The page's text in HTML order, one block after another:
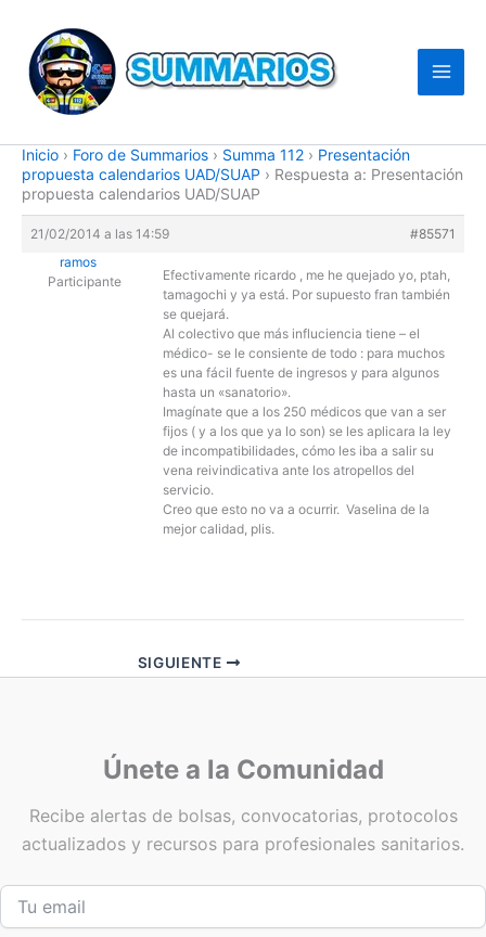
contenido
Inicio › Foro de Summarios › Summa 112 › Presentación
propuesta calendarios UAD/SUAP › Respuesta a: Presentación
propuesta calendarios UAD/SUAP
21/02/2014 a las 14:59
#85571
ramos
Participante
Efectivamente ricardo , me he quejado yo, ptah,
tamagochi y ya está. Por supuesto fran también
se quejará.
Al colectivo que más influciencia tiene – el
médico- se le consiente de todo : para muchos
es una fácil fuente de ingresos y para algunos
hasta un «sanatorio».
Imagínate que a los 250 médicos que van a ser
fijos ( y a los que ya lo son) se les aplicara la ley
de incompatibilidades, cómo les iba a salir su
vena reivindicativa ante los atropellos del
servicio.
Creo que esto no va a ocurrir. Vaselina de la
mejor calidad, plis.
SIGUIENTE
Únete a la Comunidad
Recibe alertas de bolsas, convocatorias, protocolos
actualizados y recursos para profesionales sanitarios.